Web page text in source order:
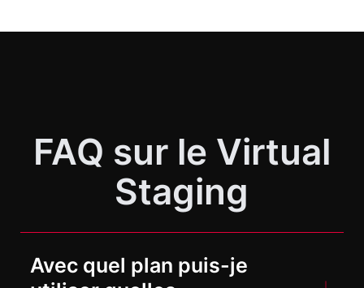
FAQ sur le Virtual
Staging
Avec quel plan puis-je